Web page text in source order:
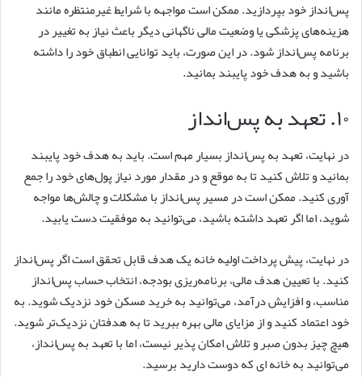
پس‌انداز خود بپردازید. ممکن است مواجهه با شرایط غیرمنتظره مانند
هزینه‌های پزشکی یا وضعیت مالی ناگهانی دیگر باعث نیاز به تغییر در
برنامه پس‌انداز شود. در این صورت، باید توانایی انطباق خود را داشته
باشید و به هدف خود پایبند بمانید.
۱۰. تعهد به پس‌انداز
در نهایت، تعهد به پس‌انداز بسیار مهم است. باید به هدف خود پایبند
بمانید و تلاش کنید تا به موقع و در مقدار مورد نیاز پول‌های خود را جمع
آوری کنید. ممکن است در مسیر پس‌انداز با مشکلات و چالش‌ها مواجه
شوید، اما اگر تعهد داشته باشید، می‌توانید به موفقیت دست یابید.
در نهایت، پیش پرداخت اولیه خانه یک هدف قابل تحقق است اگر پس‌انداز
کنید. با تعیین هدف مالی، برنامه‌ریزی بودجه، انتخاب حساب پس‌انداز
مناسب، و افزایش درآمد، می‌توانید به خرید مسکن خود نزدیک شوید. به
خود اعتماد کنید و از مزایای مالی بهره ببرید تا به هدفتان نزدیک‌تر شوید.
هیچ چیز بدون صبر و تلاش امکان پذیر نیست، اما با تعهد به پس‌انداز،
می‌توانید به خانه ای که دوست دارید برسید.